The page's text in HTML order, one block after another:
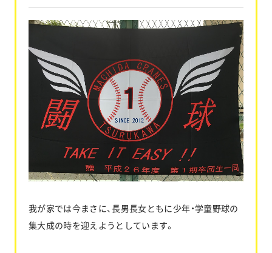
我が家では今まさに、長男長女ともに少年・学童野球の
集大成の時を迎えようとしています。
関連企業
新着情報
ブログ
採用情報